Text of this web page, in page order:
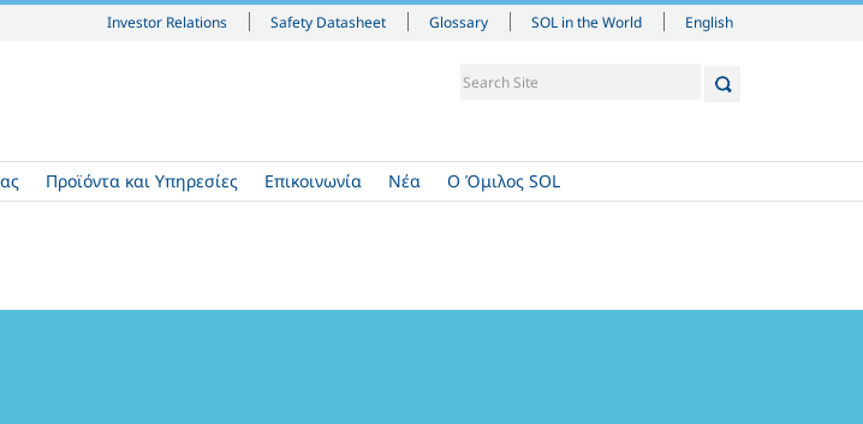
Investor Relations Safety Datasheet Glossary SOL in the World English
Προϊόντα και Υπηρεσίες Επικοινωνία Νέα Ο Όμιλος SOL